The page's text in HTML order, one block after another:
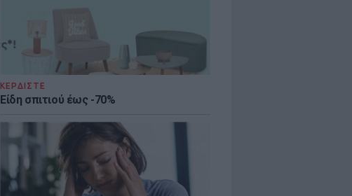
ΚΕΡΔΙΣΤΕ
Είδη σπιτιού έως -70%